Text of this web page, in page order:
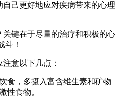
自己更好地应对疾病带来的心理
键在于尽量的治疗和积极的心
斗！
意以下几点：
食，多摄入富含维生素和矿物
性食物。